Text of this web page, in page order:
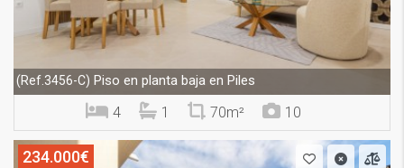
(Ref.3456-C) Piso en planta baja en Piles
4 1 70m² 10
234.000€